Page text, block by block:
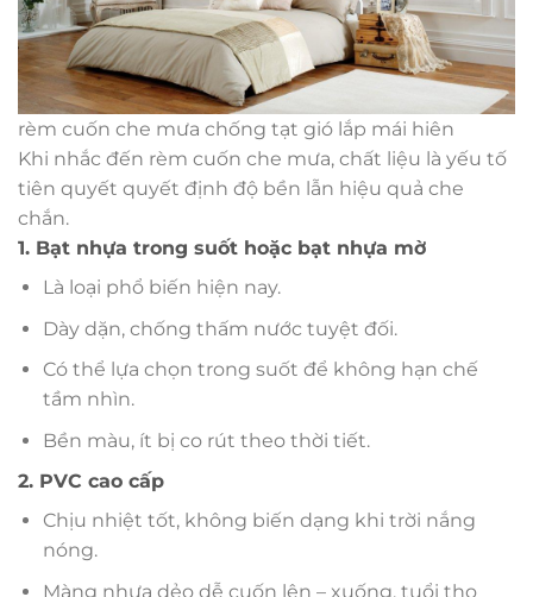
rèm cuốn che mưa chống tạt gió lắp mái hiên
Khi nhắc đến rèm cuốn che mưa, chất liệu là yếu tố
tiên quyết quyết định độ bền lẫn hiệu quả che
chắn.
1. Bạt nhựa trong suốt hoặc bạt nhựa mờ
Là loại phổ biến hiện nay.
Dày dặn, chống thấm nước tuyệt đối.
Có thể lựa chọn trong suốt để không hạn chế
tầm nhìn.
Bền màu, ít bị co rút theo thời tiết.
2. PVC cao cấp
Chịu nhiệt tốt, không biến dạng khi trời nắng
nóng.
Màng nhựa dẻo dễ cuốn lên – xuống, tuổi thọ